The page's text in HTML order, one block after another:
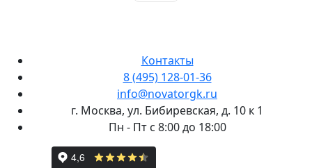
Контакты
8 (495) 128-01-36
info@novatorgk.ru
г. Москва, ул. Бибиревская, д. 10 к 1
Пн - Пт с 8:00 до 18:00